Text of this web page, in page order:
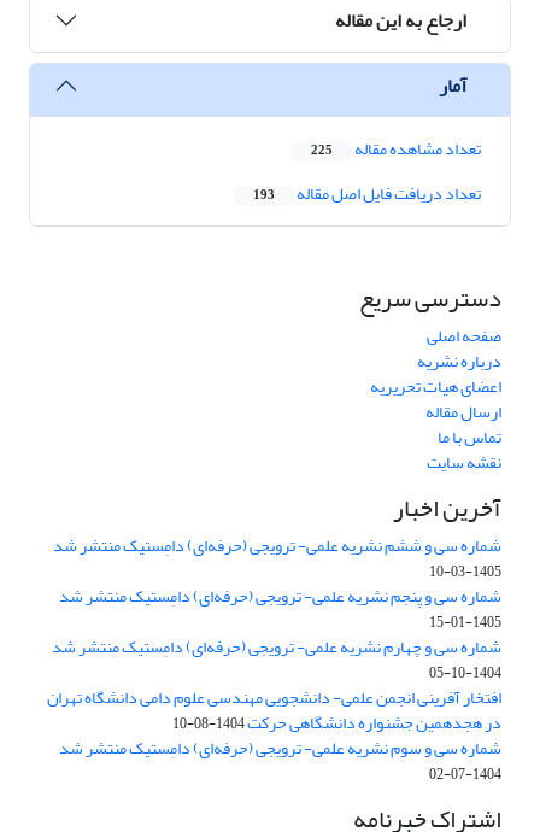
ارجاع به این مقاله
آمار
تعداد مشاهده مقاله 225
تعداد دریافت فایل اصل مقاله 193
دسترسی سریع
صفحه اصلی
درباره نشریه
اعضای هیات تحریریه
ارسال مقاله
تماس با ما
نقشه سایت
آخرین اخبار
شماره سی و ششم نشریه علمی- ترویجی (حرفه‌ای) دامِستیک منتشر شد
1405-03-10
شماره سی و پنجم نشریه علمی- ترویجی (حرفه‌ای) دامِستیک منتشر شد
1405-01-15
شماره سی و چهارم نشریه علمی- ترویجی (حرفه‌ای) دامِستیک منتشر شد
1404-10-05
افتخار آفرینی انجمن علمی- دانشجویی مهندسی علوم دامی دانشگاه تهران
در هجدهمین جشنواره دانشگاهی حرکت1404-08-10
شماره سی و سوم نشریه علمی- ترویجی (حرفه‌ای) دامِستیک منتشر شد
1404-07-02
اشتراک خبرنامه